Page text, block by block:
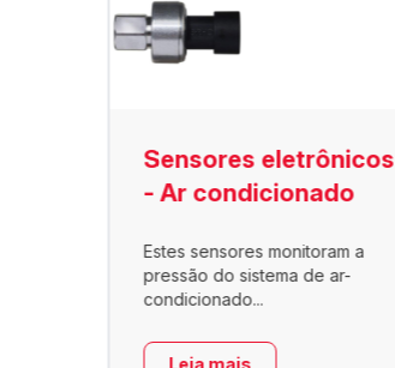
Sensores eletrônicos
- Ar condicionado
Estes sensores monitoram a
pressão do sistema de ar-
condicionado...